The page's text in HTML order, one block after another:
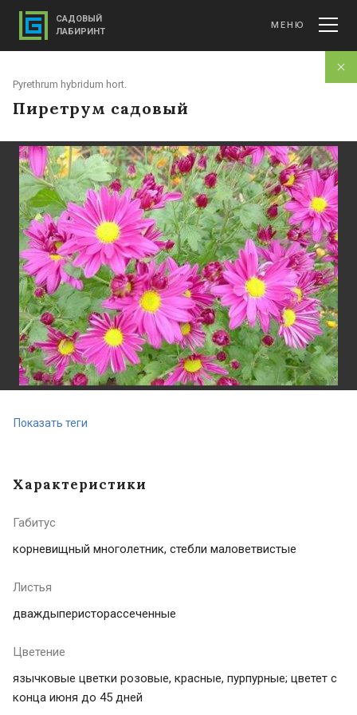
Pyrethrum hybridum hort.
Пиретрум садовый
Показать теги
Характеристики
Габитус
корневищный многолетник, стебли маловетвистые
Листья
дваждыперисторассеченные
Цветение
язычковые цветки розовые, красные, пурпурные; цветет с
конца июня до 45 дней
САДОВЫЙ
ЛАБИРИНТ
МЕНЮ